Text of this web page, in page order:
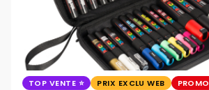
TOP VENTE PRIX EXCLU WEB PROMO